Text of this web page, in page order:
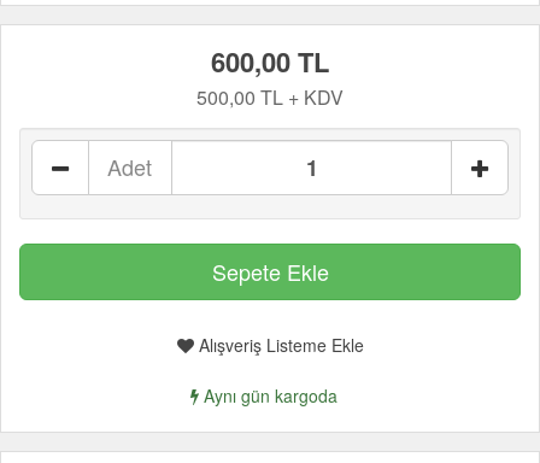
600,00 TL
500,00 TL + KDV
Adet
Alışveriş Listeme Ekle
Aynı gün kargoda